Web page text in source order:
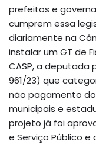
prefeitos e
cumprem essa
diariamente na
instalar um GT de
CASP, a deputada
961/23) que
não pagamento
municipais e
projeto já foi
e Serviço Público